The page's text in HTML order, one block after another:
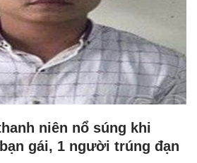
niên nổ súng khi
gái, 1 người trúng đạn